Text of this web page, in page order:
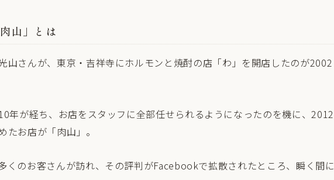
山」とは
山さんが、東京・吉祥寺にホルモンと焼酎の店「わ」を開店したのが2002
年が経ち、お店をスタッフに全部任せられるようになったのを機に、2012
たお店が「肉山」。
くのお客さんが訪れ、その評判がFacebookで拡散されたところ、瞬く間に